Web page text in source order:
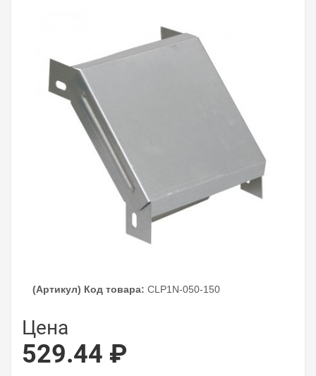
(Артикул) Код товара: CLP1N-050-150
Цена
529.44 ₽